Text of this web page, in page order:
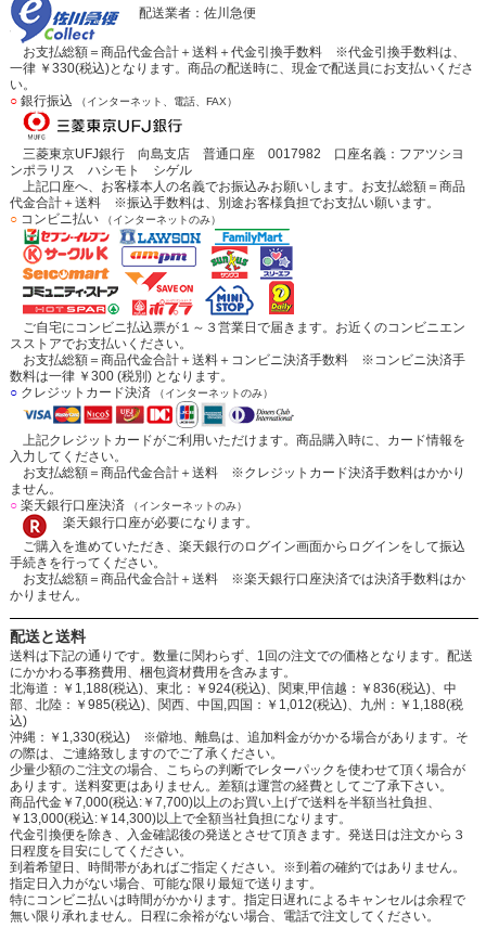
配送業者：佐川急便
お支払総額＝商品代金合計＋送料＋代金引換手数料 ※代金引換手数料は、
一律 ￥330(税込)となります。商品の配送時に、現金で配送員にお支払いくださ
い。
○銀行振込 （インターネット、電話、FAX）
三菱東京UFJ銀行 向島支店 普通口座 0017982 口座名義：フアツシヨ
ンポラリス ハシモト シゲル
上記口座へ、お客様本人の名義でお振込みお願いします。お支払総額＝商品
代金合計＋送料 ※振込手数料は、別途お客様負担でお支払い願います。
○コンビニ払い （インターネットのみ）
ご自宅にコンビニ払込票が１～３営業日で届きます。お近くのコンビニエン
スストアでお支払いください。
お支払総額＝商品代金合計＋送料＋コンビニ決済手数料 ※コンビニ決済手
数料は一律 ￥300 (税別) となります。
○クレジットカード決済 （インターネットのみ）
上記クレジットカードがご利用いただけます。商品購入時に、カード情報を
入力してください。
お支払総額＝商品代金合計＋送料 ※クレジットカード決済手数料はかかり
ません。
○楽天銀行口座決済 （インターネットのみ）
楽天銀行口座が必要になります。
ご購入を進めていただき、楽天銀行のログイン画面からログインをして振込
手続きを行ってください。
お支払総額＝商品代金合計＋送料 ※楽天銀行口座決済では決済手数料はか
かりません。
配送と送料
送料は下記の通りです。数量に関わらず、1回の注文での価格となります。配送
にかかわる事務費用、梱包資材費用を含みます。
北海道：￥1,188(税込)、東北：￥924(税込)、関東,甲信越：￥836(税込)、中
部、北陸：￥985(税込)、関西、中国,四国：￥1,012(税込)、九州：￥1,188(税
込)
沖縄：￥1,330(税込) ※僻地、離島は、追加料金がかかる場合があります。そ
の際は、ご連絡致しますのでご了承ください。
少量少額のご注文の場合、こちらの判断でレターパックを使わせて頂く場合が
あります。送料変更はありません。差額は運営の経費としてご了承下さい。
商品代金￥7,000(税込:￥7,700)以上のお買い上げで送料を半額当社負担、
￥13,000(税込:￥14,300)以上で全額当社負担になります。
代金引換便を除き、入金確認後の発送とさせて頂きます。発送日は注文から３
日程度を目安にしてください。
到着希望日、時間帯があればご指定ください。※到着の確約ではありません。
指定日入力がない場合、可能な限り最短で送ります。
特にコンビニ払いは時間がかかります。指定日遅れによるキャンセルは余程で
無い限り承れません。日程に余裕がない場合、電話で注文してください。